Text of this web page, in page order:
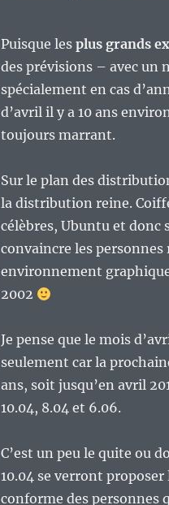
Puisque les plus grands
des prévisions – avec un
spécialement en cas
d’avril il y a 10 ans
toujours marrant.
Sur le plan des
la distribution reine.
célèbres, Ubuntu et donc
convaincre les
environnement
2002
Je pense que le mois
seulement car la
ans, soit jusqu’en avril
10.04, 8.04 et 6.06.
C’est un peu le quite ou
10.04 se verront
conforme des personnes